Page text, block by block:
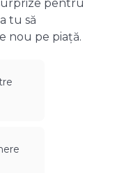
pentru
tu să
nou pe piață.